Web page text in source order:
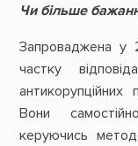
Чи більше
Запроваджена у
частку
Вони
керуючись